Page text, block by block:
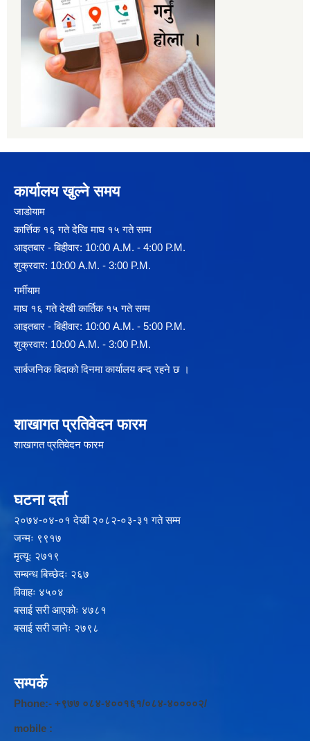
कार्यालय खुल्ने समय
जाडोयाम
कार्त्तिक १६ गते देखि माघ १५ गते सम्म
आइतबार - बिहीवार: 10:00 A.M. - 4:00 P.M.
शुक्रवार: 10:00 A.M. - 3:00 P.M.
गर्मीयाम
माघ १६ गते देखी कार्तिक १५ गते सम्म
आइतबार - बिहीवार: 10:00 A.M. - 5:00 P.M.
शुक्रवार: 10:00 A.M. - 3:00 P.M.
सार्बजनिक बिदाको दिनमा कार्यालय बन्द रहने छ ।
शाखागत प्रतिवेदन फारम
शाखागत प्रतिवेदन फारम
घटना दर्ता
२‍०७४-०४-०१ देखी २०८२-०३-३१ गते सम्म
जन्मः ९९१७
मृत्यूः २७१९
सम्बन्ध बिच्छेदः २६७
विवाहः ४५०४
बसाई सरी आएकोः ४७८१
बसाई सरी जानेः २७९८
सम्पर्क
Phone:- +९७७ ०८४-४००१६१/०८४-४००००२/
mobile :